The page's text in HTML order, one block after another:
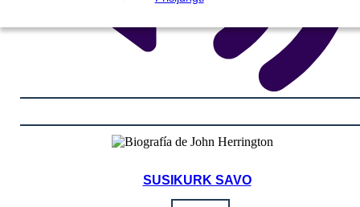
SUSIKURK SAVO